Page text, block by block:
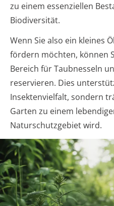
zu einem essenziellen
Biodiversität.
Wenn Sie also ein kleines
fördern möchten, können
Bereich für Taubnesseln
reservieren. Dies
Insektenvielfalt, sondern
Garten zu einem
Naturschutzgebiet wird.